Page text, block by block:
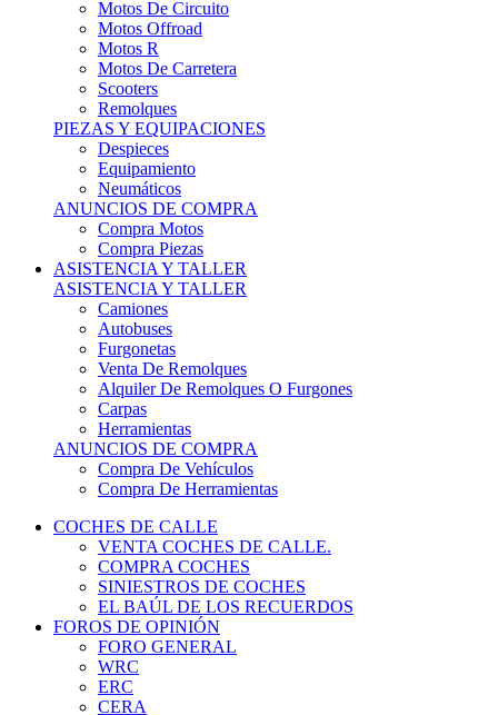
Motos R
Motos De Carretera
Scooters
Remolques
PIEZAS Y EQUIPACIONES
Despieces
Equipamiento
Neumáticos
ANUNCIOS DE COMPRA
Compra Motos
Compra Piezas
ASISTENCIA Y TALLER
ASISTENCIA Y TALLER
Camiones
Autobuses
Furgonetas
Venta De Remolques
Alquiler De Remolques O Furgones
Carpas
Herramientas
ANUNCIOS DE COMPRA
Compra De Vehículos
Compra De Herramientas
COCHES DE CALLE
VENTA COCHES DE CALLE.
COMPRA COCHES
SINIESTROS DE COCHES
EL BAÚL DE LOS RECUERDOS
FOROS DE OPINIÓN
FORO GENERAL
WRC
ERC
CERA
CERT - CERTT